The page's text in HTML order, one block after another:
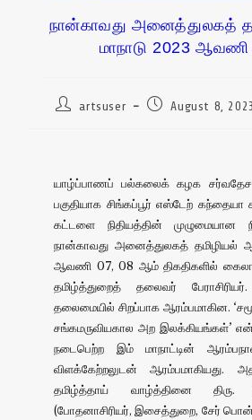
நான்காவது அனைத்துலகத்
மாநாடு 2023 ஆவணி
artsuser August 8, 2023
யாழ்ப்பாணப் பல்கலைக் கழக
பகுதியாக சிங்கப்பூர் எஸ்டேற்
கட்டளை நிதியத்தின் முழுமையான
நான்காவது அனைத்துலகத் தமிழியல்
ஆவணி 07, 08 ஆம் திகதிகளில்
தமிழ்த்துறைத் தலைவர்
தலைமையில் சிறப்பாக ஆரம்பமாகின.
சங்கமருவியகால அற இலக்கியங்கள்’
நடைபெற்ற இம் மாநாட்டின்
விளக்கேற்றலுடன் ஆரம்பமாகியது.
தமிழ்த்தாய் வாழ்த்தினை
(போதனாசிரியர், இசைத்துறை, சேர்